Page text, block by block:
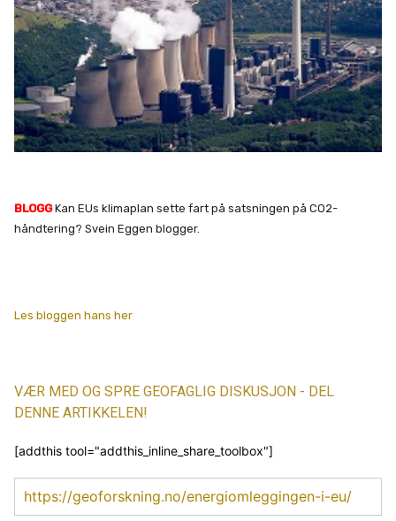
BLOGGKan EUs klimaplan sette fart på satsningen på CO2-
håndtering? Svein Eggen blogger.
Les bloggen hans her
VÆR MED OG SPRE GEOFAGLIG DISKUSJON - DEL
DENNE ARTIKKELEN!
[addthis tool="addthis_inline_share_toolbox"]
https://geoforskning.no/energiomleggingen-i-eu/